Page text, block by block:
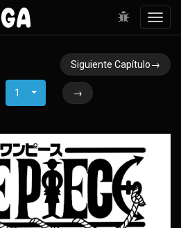
Siguiente Capítulo→
1 →